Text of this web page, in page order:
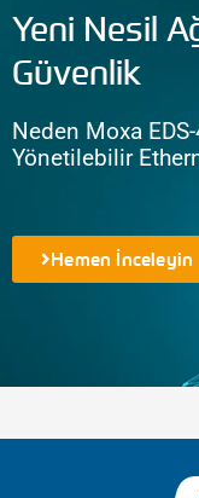
Yeni Nesil
Güvenlik
Neden Moxa
Yönetilebilir
Hemen İnceleyin